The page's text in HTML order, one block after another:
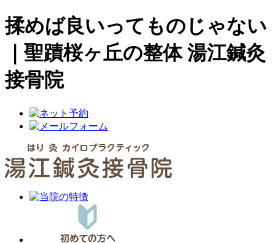
揉めば良いってものじゃない
｜聖蹟桜ヶ丘の整体 湯江鍼灸
接骨院